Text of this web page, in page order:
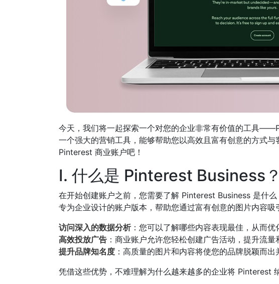
今天，我们将一起探索一个对您的企业非常有价值的工具
一个强大的营销工具，能够帮助您以高效且富有创意的方式
Pinterest 商业账户吧！
I. 什么是 Pinterest Business
在开始创建账户之前，您需要了解 Pinterest Business 是什
专为企业设计的账户版本，帮助您通过富有创意的图片内容吸
访问深入的数据分析：您可以了解哪些内容表现最佳，从而优
高效投放广告 ：商业账户允许您轻松创建广告活动，提升流量
提升品牌知名度 ：高质量的图片和内容将使您的品牌脱颖而出
凭借这些优势，不难理解为什么越来越多的企业将 Pinterest